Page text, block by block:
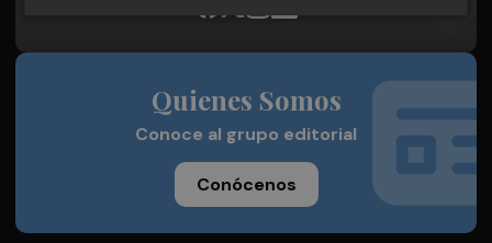
Quienes Somos
Conoce al grupo editorial
Conócenos